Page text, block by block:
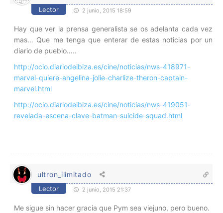
Lector 2 junio, 2015 18:59
Hay que ver la prensa generalista se os adelanta cada vez
mas… Que me tenga que enterar de estas noticias por un
diario de pueblo…..
http://ocio.diariodeibiza.es/cine/noticias/nws-418971-
marvel-quiere-angelina-jolie-charlize-theron-captain-
marvel.html
http://ocio.diariodeibiza.es/cine/noticias/nws-419051-
revelada-escena-clave-batman-suicide-squad.html
ultron_ilimitado
Lector 2 junio, 2015 21:37
Me sigue sin hacer gracia que Pym sea viejuno, pero bueno.